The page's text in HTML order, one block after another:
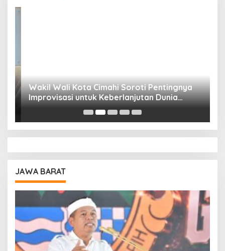
Wakil Wali Kota Cimahi Soroti Pentingnya
Improvisasi untuk Keberlanjutan Dunia
Pendidikan
JAWA BARAT